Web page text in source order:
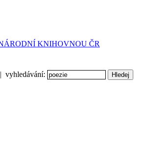
| vyhledávání: